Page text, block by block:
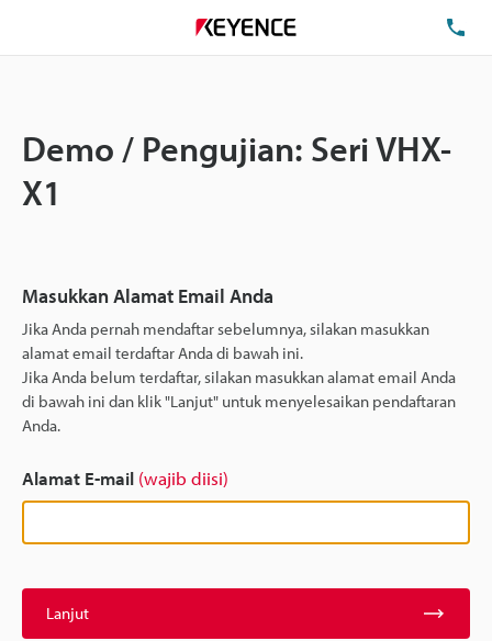
Demo / Pengujian: Seri VHX-
X1
Masukkan Alamat Email Anda
Jika Anda pernah mendaftar sebelumnya, silakan masukkan
alamat email terdaftar Anda di bawah ini.
Jika Anda belum terdaftar, silakan masukkan alamat email Anda
di bawah ini dan klik "Lanjut" untuk menyelesaikan pendaftaran
Anda.
Alamat E-mail (wajib diisi)
Lanjut